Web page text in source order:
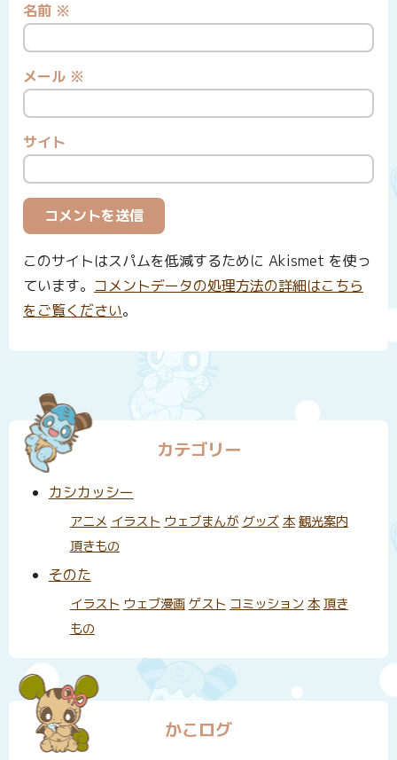
名前 ※
メール ※
サイト
このサイトはスパムを低減するために Akismet を使っ
ています。 コメントデータの処理方法の詳細はこちら
をご覧ください。
カテゴリー
カシカッシー
アニメ イラスト ウェブまんが グッズ 本 観光案内
頂きもの
そのた
イラスト ウェブ漫画 ゲスト コミッション 本 頂き
もの
かこログ